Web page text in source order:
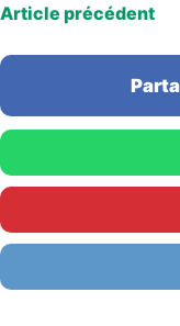
Article précédent